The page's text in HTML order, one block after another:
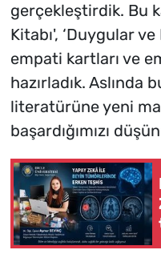
gerçekleştirdik. Bu
Kitabı', ‘Duygular
empati kartları ve
hazırladık. Aslında
literatürüne yeni
başardığımızı